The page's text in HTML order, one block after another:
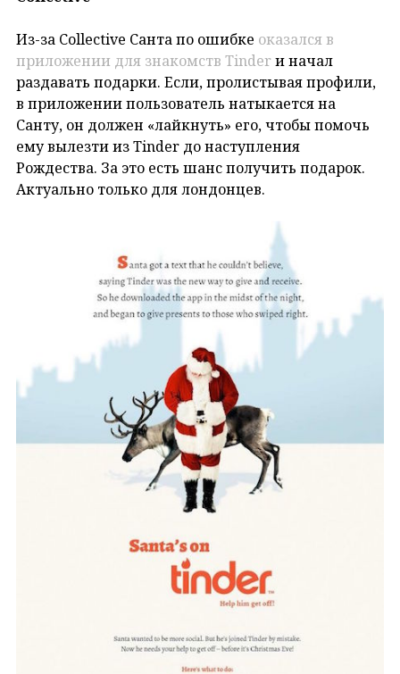
Из-за Collective Санта по ошибке оказался в
приложении для знакомств Tinderи начал
раздавать подарки. Если, пролистывая профили,
в приложении пользователь натыкается на
Санту, он должен «лайкнуть» его, чтобы помочь
ему вылезти из Tinder до наступления
Рождества. За это есть шанс получить подарок.
Актуально только для лондонцев.